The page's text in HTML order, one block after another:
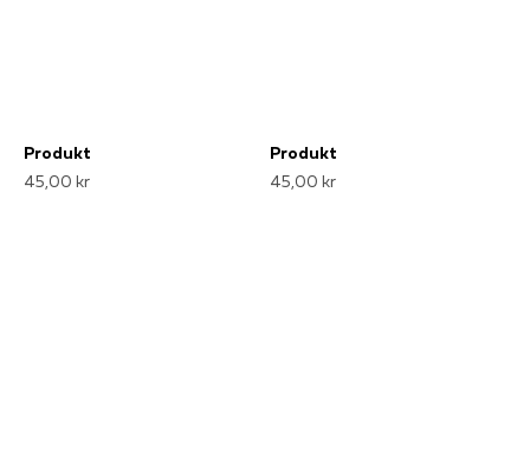
Produkt
45,00 kr
Produkt
45,00 kr